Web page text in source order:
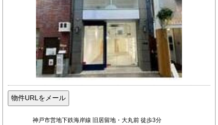
神戸市営地下鉄海岸線 旧居留地・大丸前 徒歩3分